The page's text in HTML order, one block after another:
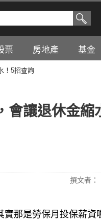
票 房地產 基金
！5招查詢
會讓退休金縮
撰文者：
那是勞保月投保薪資